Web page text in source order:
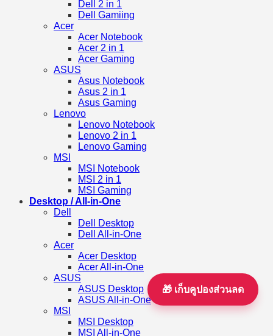
Dell 2 in 1
Dell Gamiing
Acer
Acer Notebook
Acer 2 in 1
Acer Gaming
ASUS
Asus Notebook
Asus 2 in 1
Asus Gaming
Lenovo
Lenovo Notebook
Lenovo 2 in 1
Lenovo Gaming
MSI
MSI Notebook
MSI 2 in 1
MSI Gaming
Desktop / All-in-One
Dell
Dell Desktop
Dell All-in-One
Acer
Acer Desktop
Acer All-in-One
ASUS
ASUS Desktop
ASUS All-in-One
MSI
MSI Desktop
MSI All-in-One
🎁 เก็บคูปองส่วนลด